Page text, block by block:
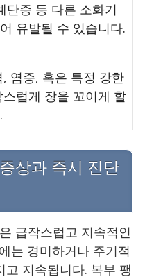
단증 등 다른 소화기
유발될 수 있습니다.
염증, 혹은 특정 강한
럽게 장을 꼬이게 할
상과 즉시 진단
급작스럽고 지속적인
는 경미하거나 주기적
지속됩니다. 복부 팽